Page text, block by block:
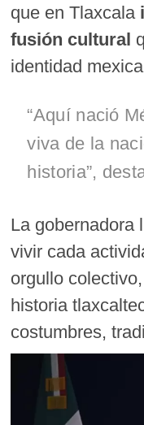
que en Tlaxcala
fusión cultural
identidad
“Aquí nació
viva de la
historia”,
La gobernadora
vivir cada
orgullo
historia
costumbres,